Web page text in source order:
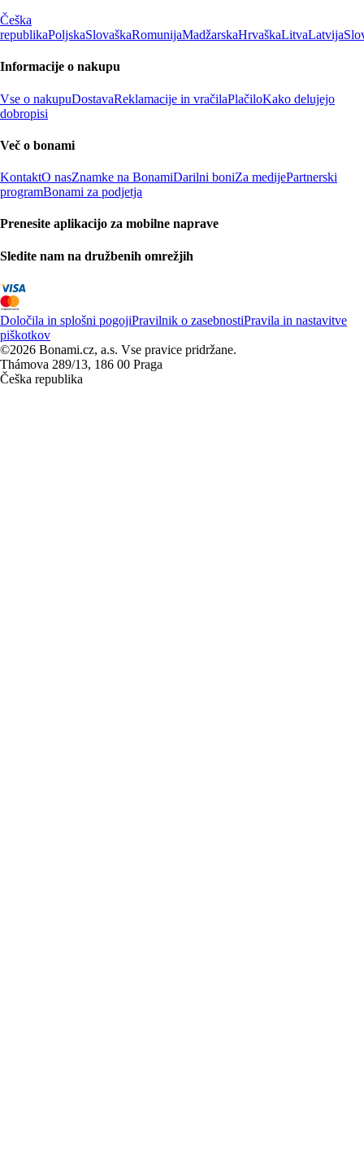
Češka
republikaPoljskaSlovaškaRomunijaMadžarskaHrvaškaLitvaLatvija
Informacije o nakupu
Vse o nakupuDostavaReklamacije in vračilaPlačiloKako delujejo
dobropisi
Več o bonami
KontaktO nasZnamke na BonamiDarilni boniZa medijePartnerski
programBonami za podjetja
Prenesite aplikacijo za mobilne naprave
Sledite nam na družbenih omrežjih
Določila in splošni pogojiPravilnik o zasebnostiPravila in nastavitve
piškotkov
©2026 Bonami.cz, a.s. Vse pravice pridržane.
Thámova 289/13, 186 00 Praga
Češka republika